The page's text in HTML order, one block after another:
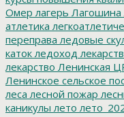
Омер лагерь Лагошина
атлетика
переправа ледовые
каток ледоход
лекарство Ленинская
Ленинское сельское
леса лесной пожар
каникулы лето